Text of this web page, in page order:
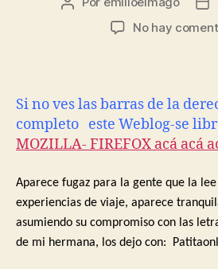
de
No hay
Si no ves las barras de la
completo este Weblog-se
MOZILLA- FIREFOX acá acá
Aparece fugaz para la gente que la
experiencias de viaje, aparece
asumiendo su compromiso con las
de mi hermana, los dejo con: